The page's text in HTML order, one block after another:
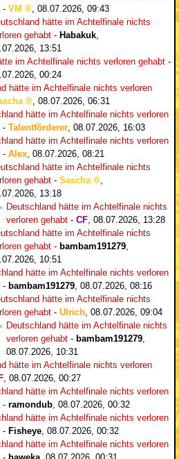
- VM
08.07.2026, 09:43
hätte im Achtelfinale nichts
gehabt - Habakuk
13:51
im Achtelfinale nichts verloren gehabt -
00:24
hätte im Achtelfinale nichts verloren
08.07.2026, 06:31
hätte im Achtelfinale nichts verloren
- Talentförderer 08.07.2026, 16:03
hätte im Achtelfinale nichts verloren
- Alex 08.07.2026, 08:21
hätte im Achtelfinale nichts
gehabt - Sascha
13:18
Deutschland hätte im Achtelfinale nichts
verloren gehabt - CF 08.07.2026, 13:28
hätte im Achtelfinale nichts
gehabt - bambam191279
10:51
hätte im Achtelfinale nichts verloren
- bambam191279 08.07.2026, 08:16
hätte im Achtelfinale nichts
gehabt - Ulrich 08.07.2026, 09:04
Deutschland hätte im Achtelfinale nichts
verloren gehabt - bambam191279
08.07.2026, 10:31
hätte im Achtelfinale nichts verloren
08.07.2026, 00:27
hätte im Achtelfinale nichts verloren
- ramondub 08.07.2026, 00:32
hätte im Achtelfinale nichts verloren
- Fisheye 08.07.2026, 00:32
hätte im Achtelfinale nichts verloren